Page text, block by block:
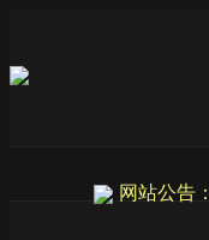
网站公告：